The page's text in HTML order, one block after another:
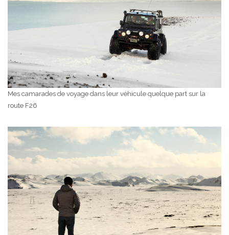
Mes camarades de voyage dans leur véhicule quelque part sur la
route F26